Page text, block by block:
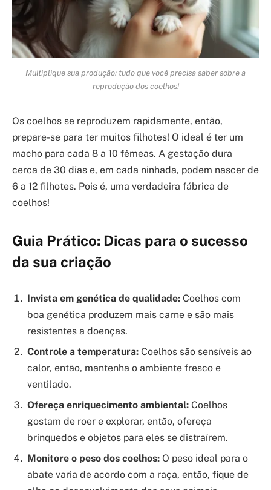
Multiplique sua produção: tudo que você precisa saber sobre a
reprodução dos coelhos!
Os coelhos se reproduzem rapidamente, então,
prepare-se para ter muitos filhotes! O ideal é ter um
macho para cada 8 a 10 fêmeas. A gestação dura
cerca de 30 dias e, em cada ninhada, podem nascer de
6 a 12 filhotes. Pois é, uma verdadeira fábrica de
coelhos!
Guia Prático: Dicas para o sucesso
da sua criação
Invista em genética de qualidade: Coelhos com
boa genética produzem mais carne e são mais
resistentes a doenças.
Controle a temperatura: Coelhos são sensíveis ao
calor, então, mantenha o ambiente fresco e
ventilado.
Ofereça enriquecimento ambiental: Coelhos
gostam de roer e explorar, então, ofereça
brinquedos e objetos para eles se distraírem.
Monitore o peso dos coelhos: O peso ideal para o
abate varia de acordo com a raça, então, fique de